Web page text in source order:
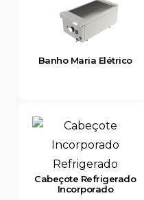
Banho Maria Elétrico
Cabeçote Refrigerado
Incorporado